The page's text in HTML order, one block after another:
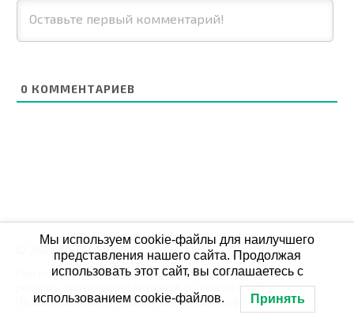
0 КОММЕНТАРИЕВ
© 2026 СБОЙ.РФ
При использовании данных мониторинга на своих
ресурах, обязательна активная ссылка на Сбой.рф
По всем вопросам пишите: admin@сбой.рф
Мы используем cookie-файлы для наилучшего
представления нашего сайта. Продолжая
использовать этот сайт, вы соглашаетесь с
использованием cookie-файлов. Принять